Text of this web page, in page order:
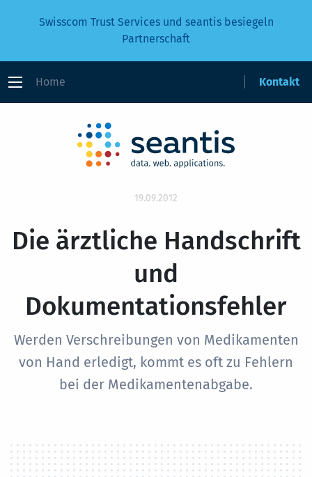
Swisscom Trust Services und seantis besiegeln
Partnerschaft
Home Kontakt
19.09.2012
Die ärztliche Handschrift
und
Dokumentationsfehler
Werden Verschreibungen von Medikamenten
von Hand erledigt, kommt es oft zu Fehlern
bei der Medikamentenabgabe.